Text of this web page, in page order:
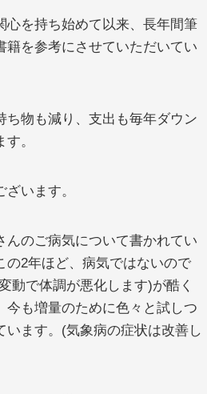
心を持ち始めて以来、長年間筆
籍を参考にさせていただいてい
ち物も減り、支出も毎年ダウン
。
います。
んのご病気について書かれてい
の2年ほど、病気ではないので
動で体調が悪化します)が酷く
今も増量のために色々と試しつ
います。(気象病の症状は改善し